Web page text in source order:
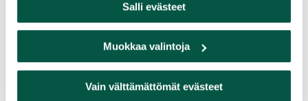
Salli evästeet
Muokkaa valintoja
Vain välttämättömät evästeet
Suomen luonnonsuojeluliiton
Etelä-Karjala